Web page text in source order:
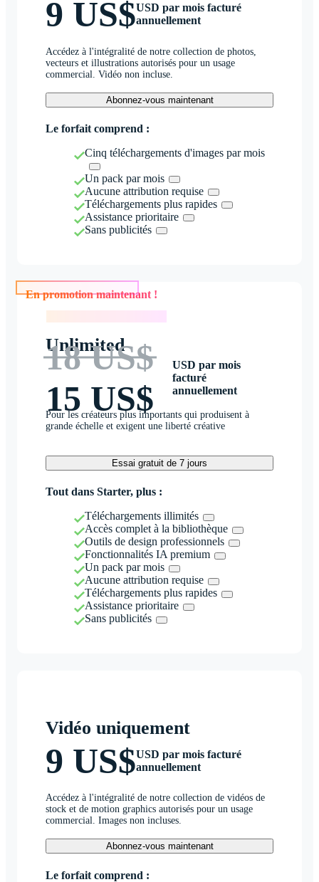
9 US$USD par mois facturé
annuellement
Accédez à l'intégralité de notre collection de photos,
vecteurs et illustrations autorisés pour un usage
commercial. Vidéo non incluse.
Abonnez-vous maintenant
Le forfait comprend :
Cinq téléchargements d'images par mois
Un pack par mois
Aucune attribution requise
Téléchargements plus rapides
Assistance prioritaire
Sans publicités
En promotion maintenant !
Unlimited
18 US$
15 US$
USD par mois
facturé
annuellement
Pour les créateurs plus importants qui produisent à
grande échelle et exigent une liberté créative
Essai gratuit de 7 jours
Tout dans Starter, plus :
Téléchargements illimités
Accès complet à la bibliothèque
Outils de design professionnels
Fonctionnalités IA premium
Un pack par mois
Aucune attribution requise
Téléchargements plus rapides
Assistance prioritaire
Sans publicités
Vidéo uniquement
9 US$USD par mois facturé
annuellement
Accédez à l'intégralité de notre collection de vidéos de
stock et de motion graphics autorisés pour un usage
commercial. Images non incluses.
Abonnez-vous maintenant
Le forfait comprend :